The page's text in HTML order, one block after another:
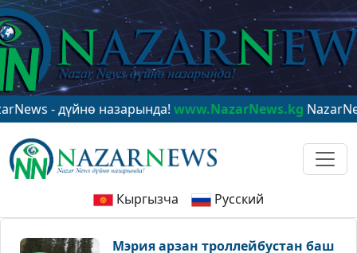
дүйнө назарында!www.NazarNews.kgNazarNews - в
Кыргызча Русский
Мэрия арзан троллейбустан баш